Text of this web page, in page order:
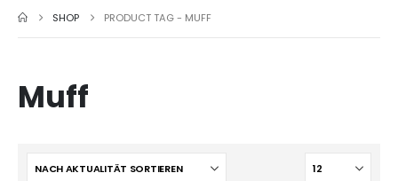
SHOP PRODUCT TAG - MUFF
Muff